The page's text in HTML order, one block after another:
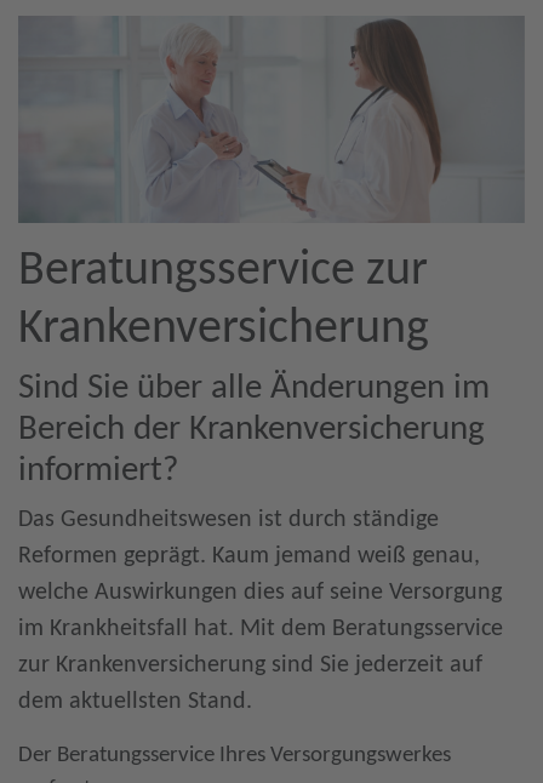
Beratungsservice zur
Krankenversicherung
Sind Sie über alle Änderungen im
Bereich der Krankenversicherung
informiert?
Das Gesundheitswesen ist durch ständige
Reformen geprägt. Kaum jemand weiß genau,
welche Auswirkungen dies auf seine Versorgung
im Krankheitsfall hat. Mit dem Beratungsservice
zur Krankenversicherung sind Sie jederzeit auf
dem aktuellsten Stand.
Der Beratungsservice Ihres Versorgungswerkes